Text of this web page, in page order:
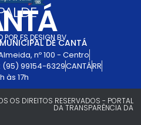
DE
POR FS DESIGN BVDE CANTÁ
nº 100 - Centro
(95) 99154-6329CANTÁRR
às 17h
DIREITOS RESERVADOS - PORTAL
DA TRANSPARÊNCIA DA